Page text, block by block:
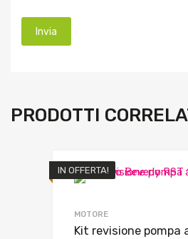
PRODOTTI
IN OFFERTA!
MOTORE
Kit revisione pompa